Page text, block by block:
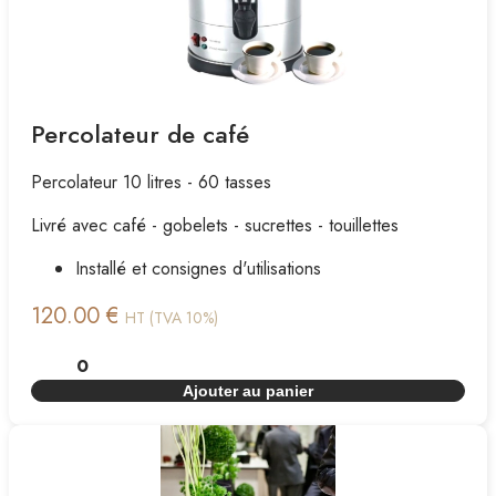
Percolateur de café
Percolateur 10 litres - 60 tasses
Livré avec café - gobelets - sucrettes - touillettes
Installé et consignes d'utilisations
120.00 € HT (TVA 10%)
Ajouter au panier